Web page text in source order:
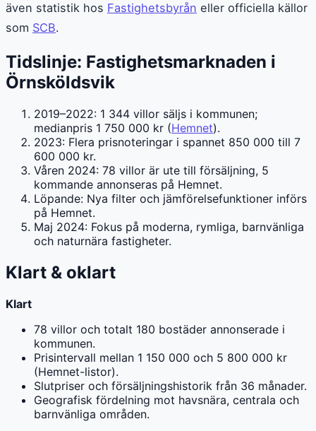
även statistik hos Fastighetsbyrån eller officiella källor
som SCB.
Tidslinje: Fastighetsmarknaden i
Örnsköldsvik
2019–2022: 1 344 villor säljs i kommunen;
medianpris 1 750 000 kr (Hemnet).
2023: Flera prisnoteringar i spannet 850 000 till 7
600 000 kr.
Våren 2024: 78 villor är ute till försäljning, 5
kommande annonseras på Hemnet.
Löpande: Nya filter och jämförelsefunktioner införs
på Hemnet.
Maj 2024: Fokus på moderna, rymliga, barnvänliga
och naturnära fastigheter.
Klart & oklart
Klart
78 villor och totalt 180 bostäder annonserade i
kommunen.
Prisintervall mellan 1 150 000 och 5 800 000 kr
(Hemnet-listor).
Slutpriser och försäljningshistorik från 36 månader.
Geografisk fördelning mot havsnära, centrala och
barnvänliga områden.